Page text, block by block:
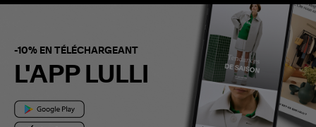
-10% EN TÉLÉCHARGEANT
L'APP LULLI